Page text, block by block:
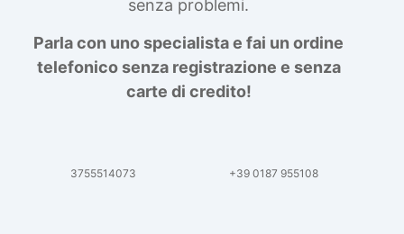
senza problemi.
Parla con uno specialista e fai un ordine
telefonico senza registrazione e senza
carte di credito!
3755514073 +39 0187 955108